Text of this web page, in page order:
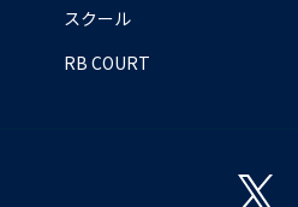
スクール
RB COURT